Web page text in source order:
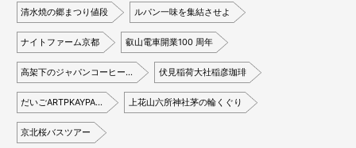
清水焼の郷まつり値段 ルパン一味を集結させよ
ナイトファーム京都 叡山電車開業100 周年
高架下のジャパンコーヒー… 伏見稲荷大社稲彦珈琲
だいごARTPKAYPA… 上花山六所神社茅の輪くぐり
京北桜バスツアー